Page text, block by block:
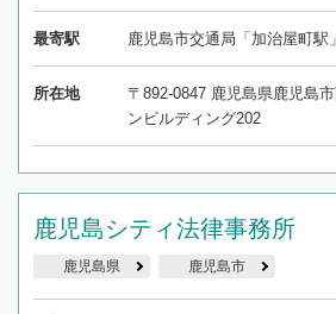
最寄駅 鹿児島市交通局「加治屋町駅
所在地
〒892-0847 鹿児島県鹿児島
ンビルディング202
鹿児島シティ法律事務所
鹿児島県 鹿児島市